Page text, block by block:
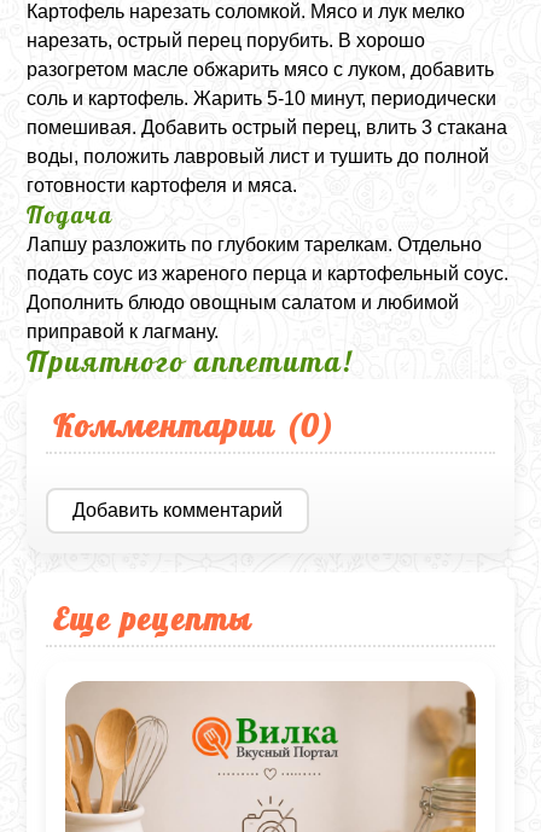
Картофель нарезать соломкой. Мясо и лук мелко
нарезать, острый перец порубить. В хорошо
разогретом масле обжарить мясо с луком, добавить
соль и картофель. Жарить 5-10 минут, периодически
помешивая. Добавить острый перец, влить 3 стакана
воды, положить лавровый лист и тушить до полной
готовности картофеля и мяса.
Подача
Лапшу разложить по глубоким тарелкам. Отдельно
подать соус из жареного перца и картофельный соус.
Дополнить блюдо овощным салатом и любимой
приправой к лагману.
Приятного аппетита!
Комментарии (0)
Добавить комментарий
Еще рецепты